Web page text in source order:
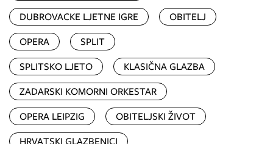
DUBROVACKE LJETNE IGRE
OBITELJ
OPERA
SPLIT
SPLITSKO LJETO
KLASIČNA GLAZBA
ZADARSKI KOMORNI ORKESTAR
OPERA LEIPZIG
OBITELJSKI ŽIVOT